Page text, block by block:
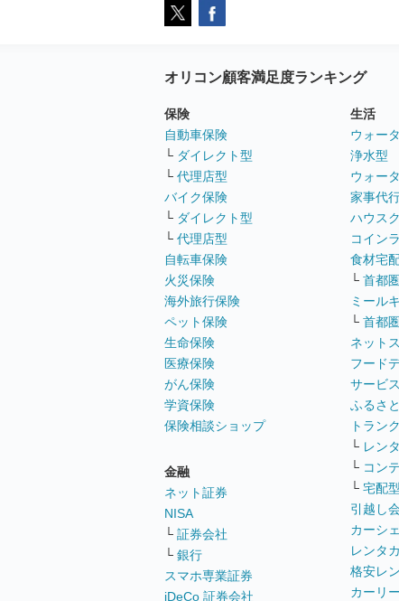
オリコン顧客満足度ランキング
保険
自動車保険
└ ダイレクト型
└ 代理店型
バイク保険
└ ダイレクト型
└ 代理店型
自転車保険
火災保険
海外旅行保険
ペット保険
生命保険
医療保険
がん保険
学資保険
保険相談ショップ
金融
ネット証券
NISA
└ 証券会社
└ 銀行
スマホ専業証券
iDeCo 証券会社
生活
ウォー
浄水型
ウォー
家事代
ハウス
コイン
食材宅
└ 首都圏
ミール
└ 首都圏
ネット
フード
サービス
ふるさ
トラン
└ レン
└ コン
└ 宅配型
引越し
カーシ
レンタ
格安レ
カーリ